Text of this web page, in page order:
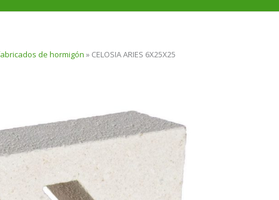
de hormigón » CELOSIA ARIES 6X25X25